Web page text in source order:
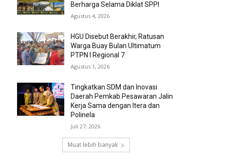
Berharga Selama Diklat SPPI
Agustus 4, 2026
HGU Disebut Berakhir, Ratusan
Warga Buay Bulan Ultimatum
PTPN I Regional 7
Agustus 1, 2026
Tingkatkan SDM dan Inovasi
Daerah Pemkab Pesawaran Jalin
Kerja Sama dengan Itera dan
Polinela
Juli 27, 2026
Muat lebih banyak